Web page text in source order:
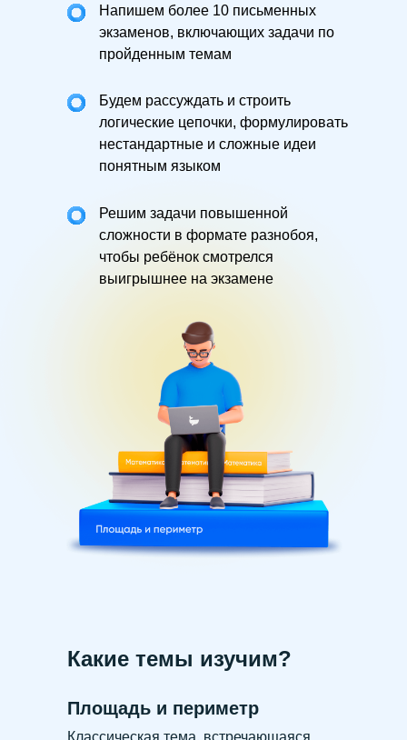
Напишем более 10 письменных
экзаменов, включающих задачи по
пройденным темам
Будем рассуждать и строить
логические цепочки, формулировать
нестандартные и сложные идеи
понятным языком
Решим задачи повышенной
сложности в формате разнобоя,
чтобы ребёнок смотрелся
выигрышнее на экзамене
Какие темы изучим?
Классическая тема, встречающаяся
Площадь и периметр